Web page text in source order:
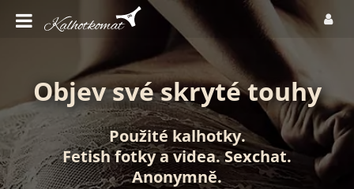
Objev své skryté touhy
Použité kalhotky.
Fetish fotkyavidea.Sexchat.
Anonymně.